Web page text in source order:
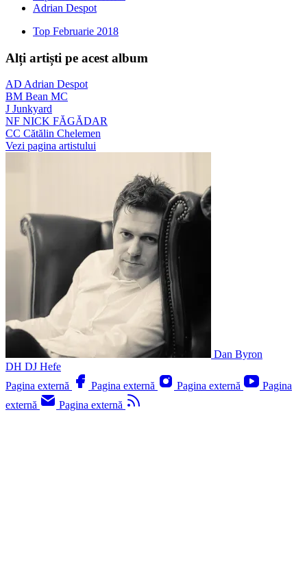
Adrian Despot
Top Februarie 2018
Alți artiști pe acest album
AD Adrian Despot
BM Bean MC
J Junkyard
NF NICK FĂGĂDAR
CC Cătălin Chelemen
Vezi pagina artistului
Dan Byron
DH DJ Hefe
Pagina externă
Pagina externă Pagina externă
Pagina
externă
Pagina externă